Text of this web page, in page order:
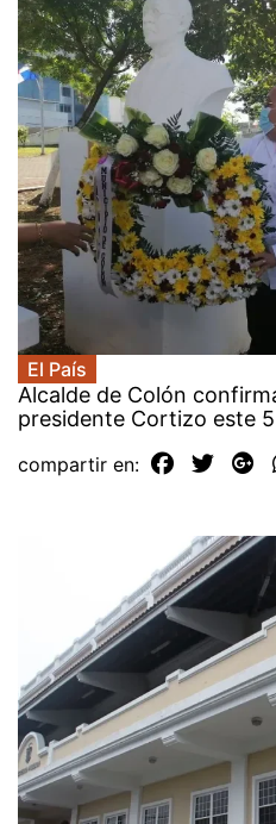
El País
Alcalde de Colón
presidente Cortizo este
compartir en: